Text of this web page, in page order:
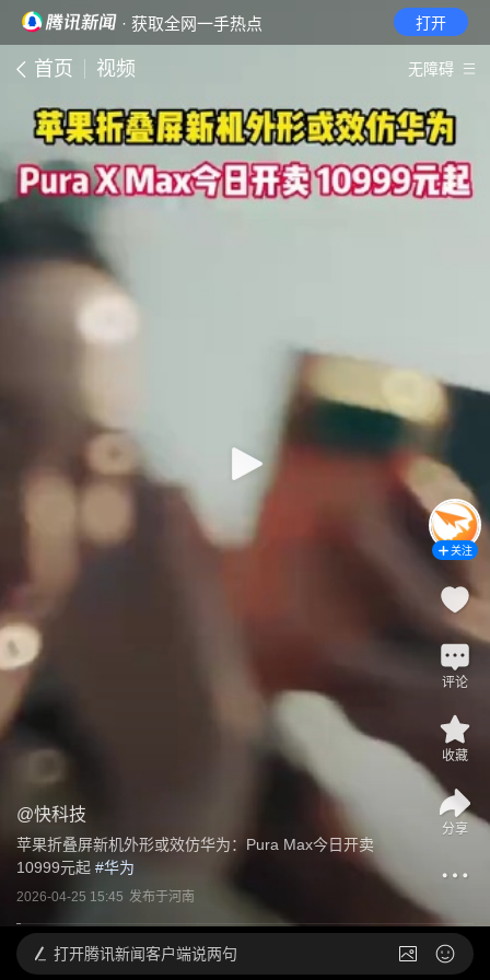
· 获取全网一手热点 打开
首页 视频 无障碍
@快科技
苹果折叠屏新机外形或效仿华为：Pura Max今日开卖
10999元起 #华为
2026-04-25 15:45 发布于河南
关注
评论
收藏
分享
打开腾讯新闻客户端说两句